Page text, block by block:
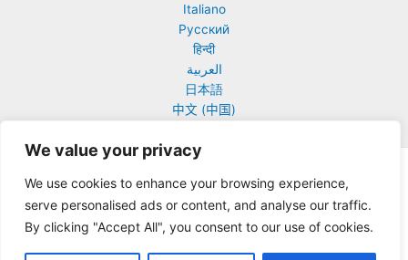
We value your privacy
We use cookies to enhance your browsing experience,
serve personalised ads or content, and analyse our traffic.
By clicking "Accept All", you consent to our use of cookies.
Italiano
Русский
हिन्दी
العربية
日本語
中文 (中国)
Todos los derechos © 2026 Urantia Online | Funciona gracias a